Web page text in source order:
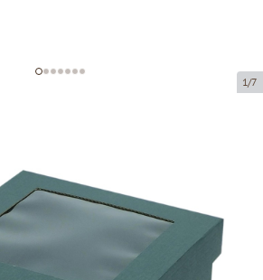
1/7
mm